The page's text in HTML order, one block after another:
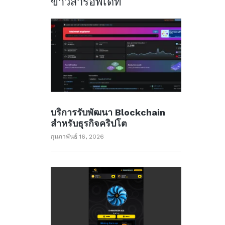
บริการรับพัฒนา Blockchain
สำหรับธุรกิจคริปโต
กุมภาพันธ์ 16, 2026